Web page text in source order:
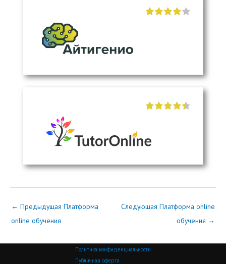
← Предыдущая Платформа
online обучения
Следующая Платформа online
обучения →
Политика конфиденциальности
Публичная оферта